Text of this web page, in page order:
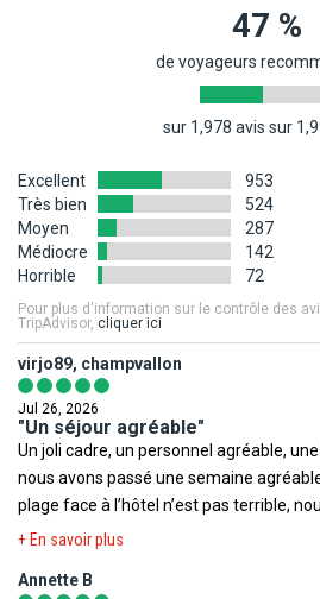
d'hébergement correspondent à la
chaque pays du monde pouvant
préavis nous vous invitons à consulter
Internet suivants afin de prendre
restrictions, obligations ou tout
relatives à votre destination.
Ministère de la Santé,Institut de veille
Voyage, Ministère des Affaires
pour la sortie du territoire
Toutefois il est rappelé qu'aucune
ne peuvent être considérés comme
terroriste.
Excellent
953
Très bien
524
Moyen
287
Médiocre
142
Horrible
72
47 %
de voyageurs
sur 1,978 avis sur
Pour plus d'information sur le contrôle des
TripAdvisor, cliquer ici
virjo89, champvallon
Jul 26, 2026
"Un séjour agréable"
Un joli cadre, un personnel agréable,
nous avons passé une semaine
plage face à l’hôtel n’est pas terrible,
de prendre notre véhicule pour profiter
ainsi que de la piscine intérieure (
+ En savoir plus
Annette B